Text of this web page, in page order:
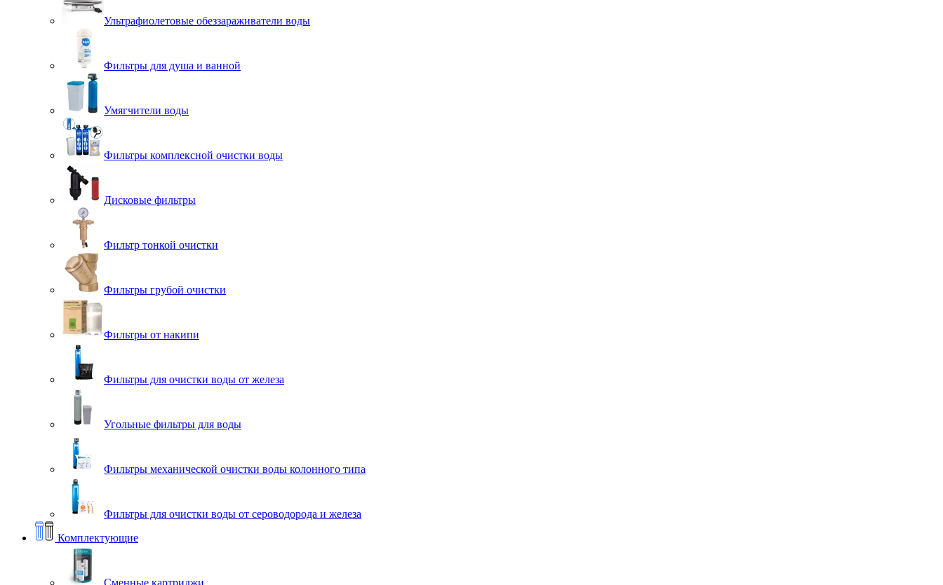
Ультрафиолетовые обеззараживатели воды
Фильтры для душа и ванной
Умягчители воды
Фильтры комплексной очистки воды
Дисковые фильтры
Фильтр тонкой очистки
Фильтры грубой очистки
Фильтры от накипи
Фильтры для очистки воды от железа
Угольные фильтры для воды
Фильтры механической очистки воды колонного типа
Фильтры для очистки воды от сероводорода и железа
Комплектующие
Сменные картриджи